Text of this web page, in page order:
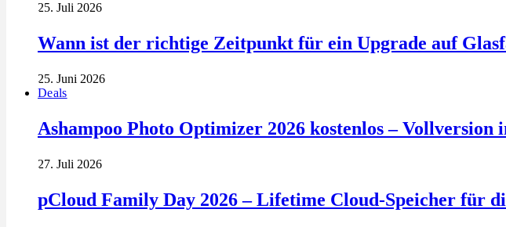
25. Juli 2026
Wann ist der richtige Zeitpunkt für ein Upgrade auf
25. Juni 2026
Deals
Ashampoo Photo Optimizer 2026 kostenlos – Vollversion
27. Juli 2026
pCloud Family Day 2026 – Lifetime Cloud-Speicher für